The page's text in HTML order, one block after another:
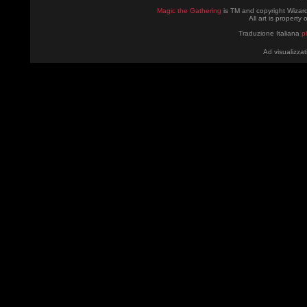
Magic the Gathering is TM and copyright
All art is property
Traduzione Italiana
Ad